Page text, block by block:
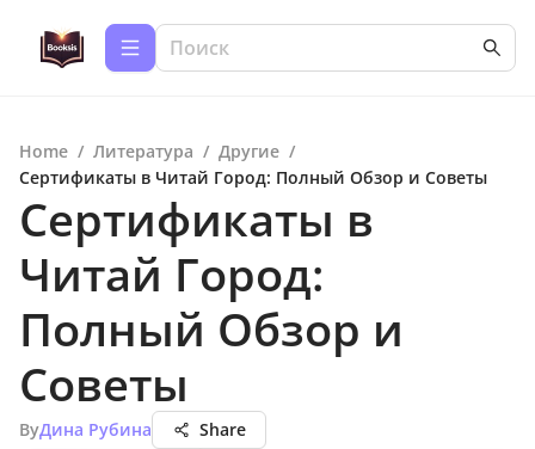
Home / Литература / Другие /
Сертификаты в Читай Город: Полный Обзор и Советы
Сертификаты в
Читай Город:
Полный Обзор и
Советы
ByДина Рубина Share